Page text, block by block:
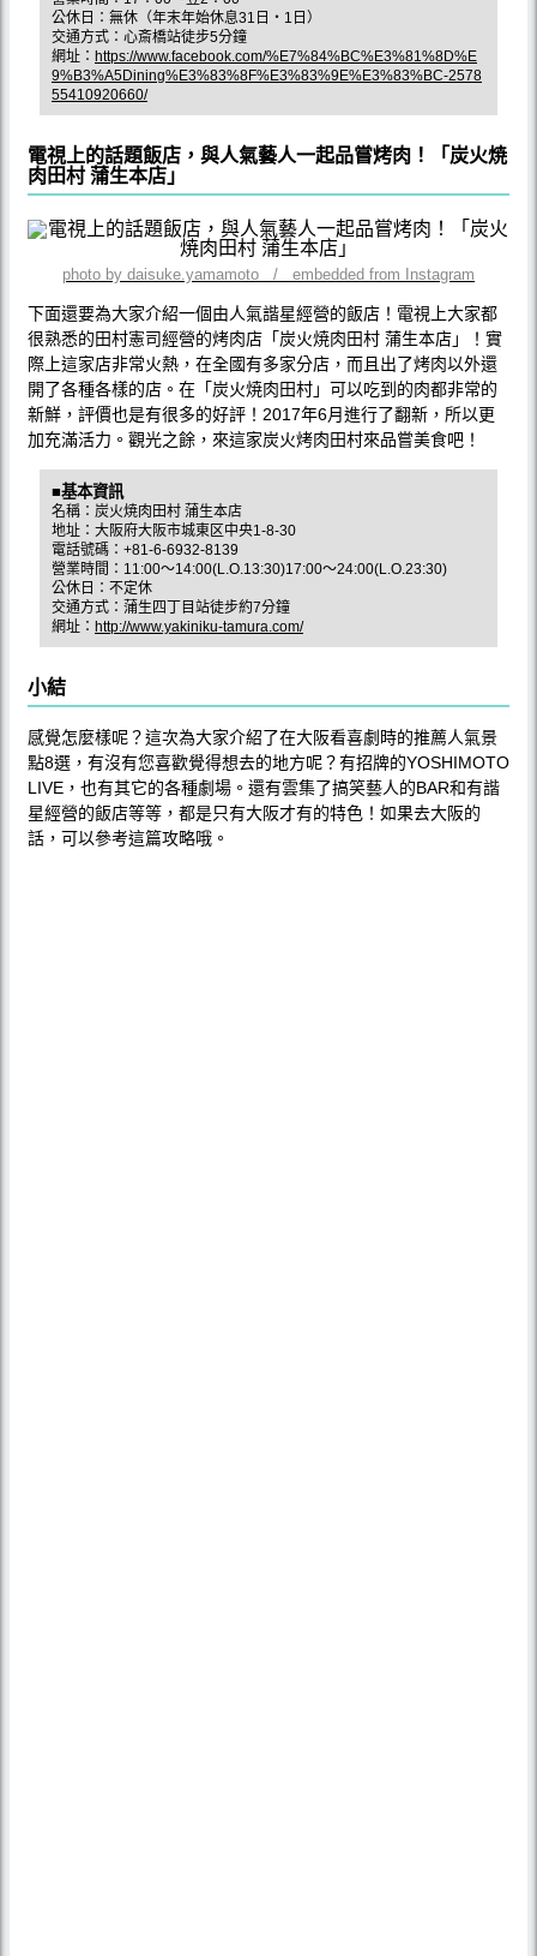
公休日：無休（年末年始休息31日・1日）
交通方式：心斎橋站徒步5分鐘
網址： https://www.facebook.com/%E7%84%BC%E3%81%8D%E
9%B3%A5Dining%E3%83%8F%E3%83%9E%E3%83%BC-2578
55410920660/
電視上的話題飯店，與人氣藝人一起品嘗烤肉！「炭火焼
肉田村 蒲生本店」
photo by daisuke.yamamoto / embedded from Instagram
下面還要為大家介紹一個由人氣諧星經營的飯店！電視上大家都
很熟悉的田村憲司經營的烤肉店「炭火焼肉田村 蒲生本店」！實
際上這家店非常火熱，在全國有多家分店，而且出了烤肉以外還
開了各種各樣的店。在「炭火焼肉田村」可以吃到的肉都非常的
新鮮，評價也是有很多的好評！2017年6月進行了翻新，所以更
加充滿活力。觀光之餘，來這家炭火烤肉田村來品嘗美食吧！
■基本資訊
名稱：炭火焼肉田村 蒲生本店
地址：大阪府大阪市城東区中央1-8-30
電話號碼：+81-6-6932-8139
營業時間：11:00〜14:00(L.O.13:30)17:00～24:00(L.O.23:30)
公休日：不定休
交通方式：蒲生四丁目站徒步約7分鐘
網址： http://www.yakiniku-tamura.com/
小結
感覺怎麼樣呢？這次為大家介紹了在大阪看喜劇時的推薦人氣景
點8選，有沒有您喜歡覺得想去的地方呢？有招牌的YOSHIMOTO
LIVE，也有其它的各種劇場。還有雲集了搞笑藝人的BAR和有諧
星經營的飯店等等，都是只有大阪才有的特色！如果去大阪的
話，可以參考這篇攻略哦。